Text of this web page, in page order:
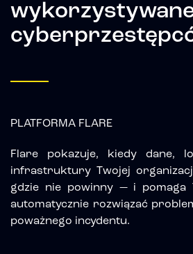
PLATFORMA FLARE
Flare pokazuje, kiedy dane,
infrastruktury Twojej
gdzie nie powinny — i pomaga
automatycznie rozwiązać
poważnego incydentu.